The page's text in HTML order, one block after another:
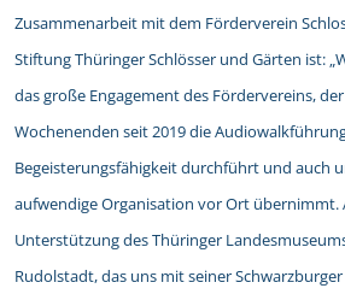
Zusammenarbeit mit dem Förderverein
Stiftung Thüringer Schlösser und Gärten ist:
das große Engagement des Fördervereins,
Wochenenden seit 2019 die
Begeisterungsfähigkeit durchführt und auch
aufwendige Organisation vor Ort übernimmt.
Unterstützung des Thüringer
Rudolstadt, das uns mit seiner